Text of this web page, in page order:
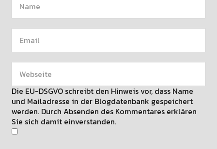
Die EU-DSGVO schreibt den Hinweis vor, dass Name
und Mailadresse in der Blogdatenbank gespeichert
werden. Durch Absenden des Kommentares erklären
Sie sich damit einverstanden.